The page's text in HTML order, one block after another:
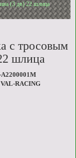
(3 дв) 22 шлица
с тросовым
шлица
VAL-RACING